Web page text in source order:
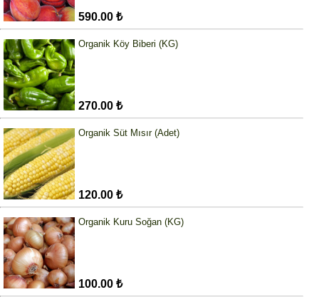
590.00 ₺
Organik Köy Biberi (KG)
270.00 ₺
Organik Süt Mısır (Adet)
120.00 ₺
Organik Kuru Soğan (KG)
100.00 ₺